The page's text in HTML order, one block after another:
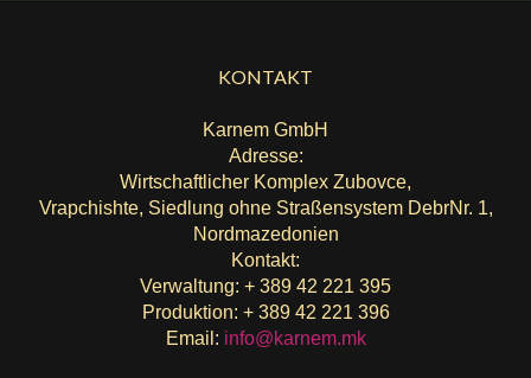
KONTAKT
Karnem GmbH
Adresse:
Wirtschaftlicher Komplex Zubovce,
Vrapchishte, Siedlung ohne Straßensystem DebrNr. 1,
Nordmazedonien
Kontakt:
Verwaltung: + 389 42 221 395
Produktion: + 389 42 221 396
Email: info@karnem.mk